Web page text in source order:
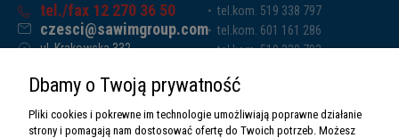
tel./fax 12 270 36 50
czesci@sawimgroup.com
ul. Krakowska 332,
Sawim Group Mariusz Zdyb sp. k.
NIP: 5130284470
REGON: 5246591010
tel.kom. 519 338 797
tel.kom. 601 161 286
tel.kom. 519 338 793
Dbamy o Twoją prywatność
Pliki cookies i pokrewne im technologie umożliwiają poprawne działanie
strony i pomagają nam dostosować ofertę do Twoich potrzeb. Możesz